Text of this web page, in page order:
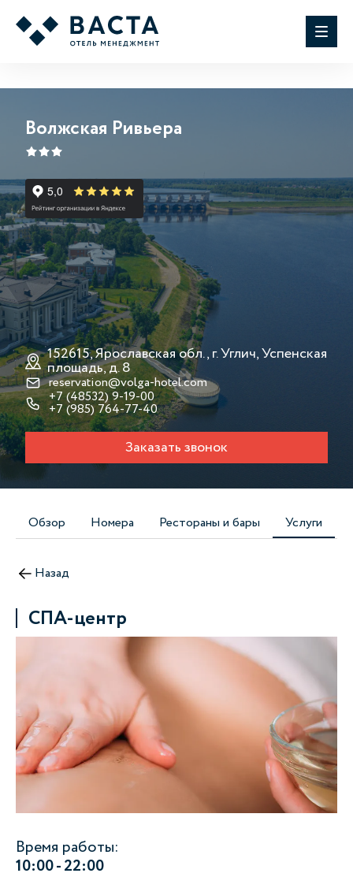
Волжская Ривьера
152615, Ярославская обл., г. Углич, Успенская
площадь, д. 8
reservation@volga-hotel.com
+7 (48532) 9-19-00
+7 (985) 764-77-40
Заказать звонок
Обзор Номера Рестораны и бары Услуги
Назад
СПА-центр
Время работы:
10:00 - 22:00